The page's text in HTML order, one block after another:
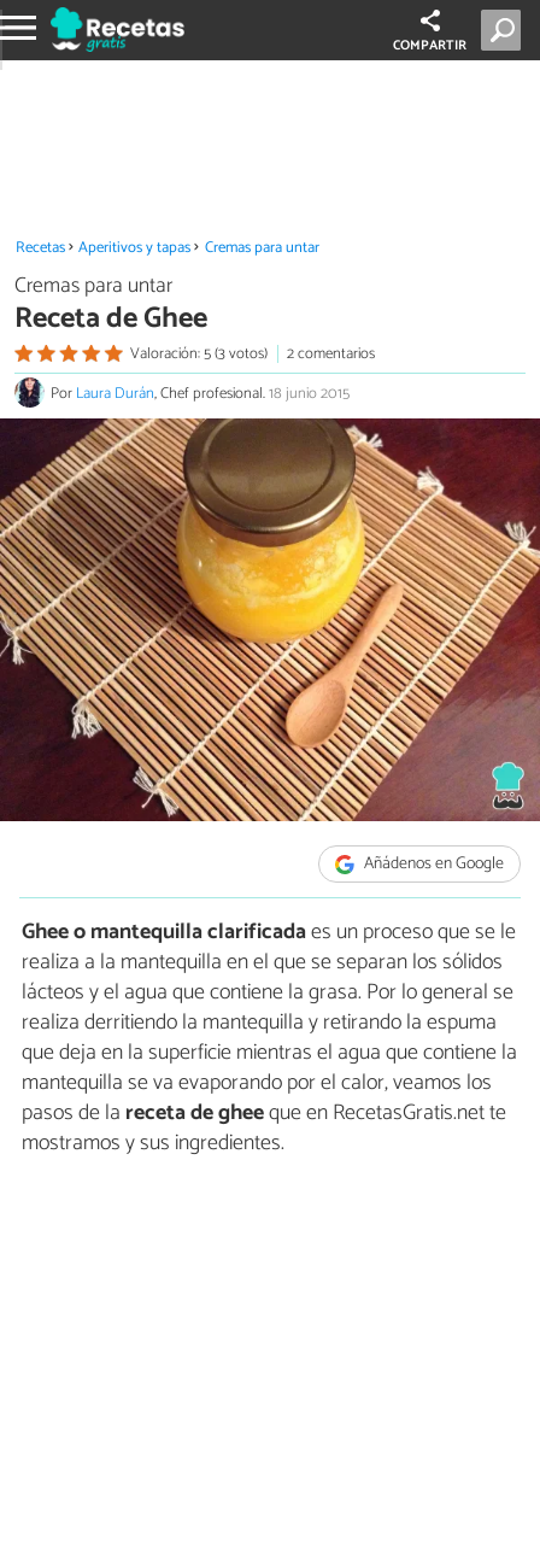
COMPARTIR
Recetas Aperitivos y tapas Cremas para untar
Cremas para untar
Receta de Ghee
Valoración: 5 (3 votos)
2 comentarios
PorLaura Durán, Chef profesional.18 junio 2015
Añádenos en Google
Ghee o mantequilla clarificadaes un proceso que se le
realiza a la mantequilla en el que se separan los sólidos
lácteos y el agua que contiene la grasa. Por lo general se
realiza derritiendo la mantequilla y retirando la espuma
que deja en la superficie mientras el agua que contiene la
mantequilla se va evaporando por el calor, veamos los
pasos de la receta de gheeque en RecetasGratis.net te
mostramos y sus ingredientes.